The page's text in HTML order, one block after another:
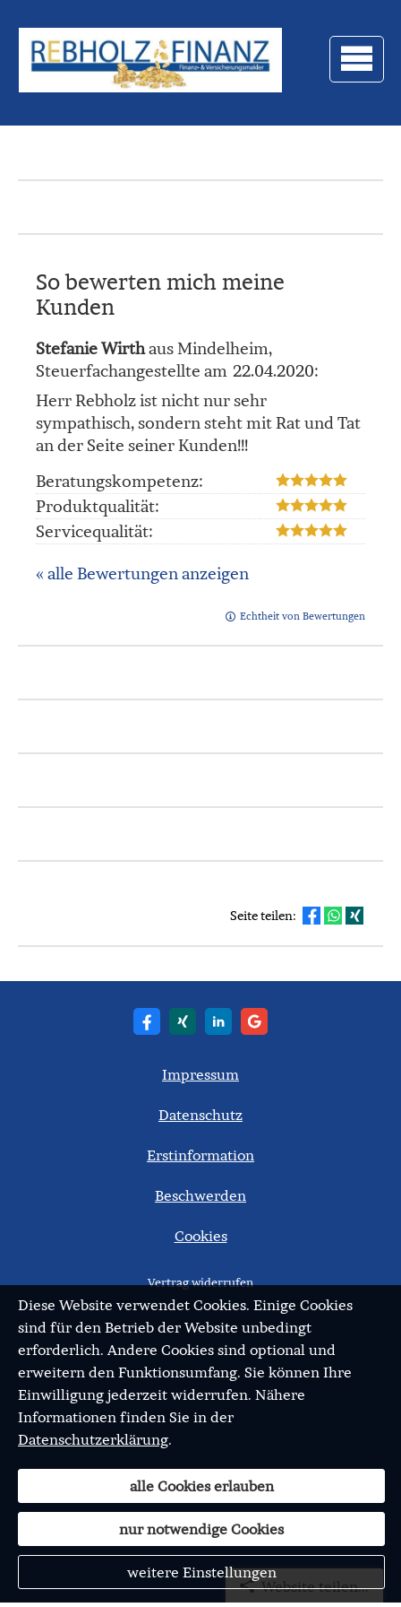
So bewerten mich meine
Kunden
Stefanie Wirthaus Mindelheim,
Steuerfachangestellte am 22.04.2020:
Herr Rebholz ist nicht nur sehr
sympathisch, sondern steht mit Rat und Tat
an der Seite seiner Kunden!!!
Beratungskompetenz:
Produktqualität:
Servicequalität:
« alle Bewertungen anzeigen
Echtheit von Bewertungen
Seite teilen:
Impressum
Datenschutz
Erstinformation
Beschwerden
Cookies
Vertrag widerrufen
Diese Website verwendet Cookies. Einige Cookies
sind für den Betrieb der Website unbedingt
erforderlich. Andere Cookies sind optional und
erweitern den Funktionsumfang. Sie können Ihre
Einwilligung jederzeit widerrufen. Nähere
Informationen finden Sie in der
Datenschutzerklärung.
alle Cookies erlauben
nur notwendige Cookies
weitere Einstellungen
Website teilen...